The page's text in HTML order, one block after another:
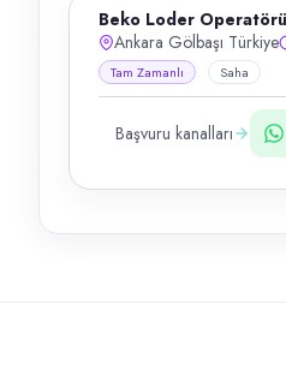
Beko Loder Operatörü
Ankara Gölbaşı Türkiye
Tam Zamanlı Saha
Başvuru kanalları